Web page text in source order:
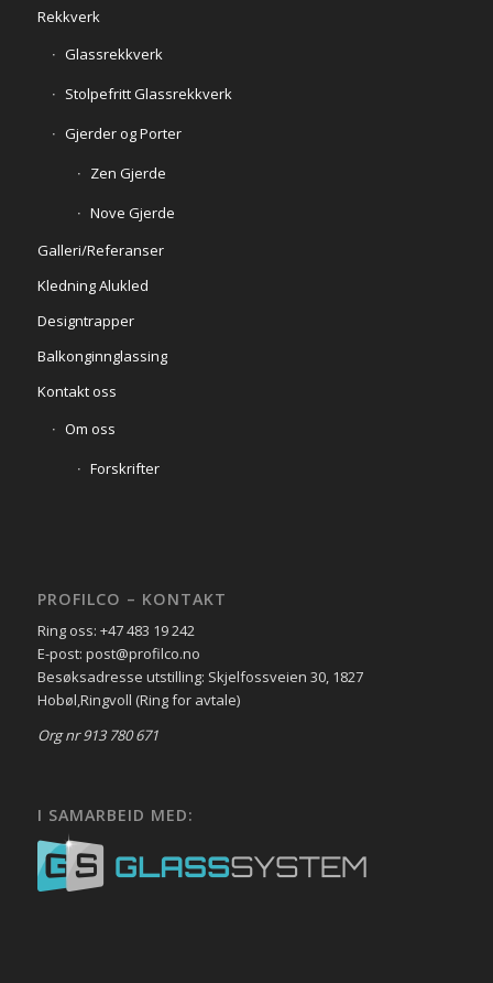
Rekkverk
Glassrekkverk
Stolpefritt Glassrekkverk
Gjerder og Porter
Zen Gjerde
Nove Gjerde
Galleri/Referanser
Kledning Alukled
Designtrapper
Balkonginnglassing
Kontakt oss
Om oss
Forskrifter
PROFILCO – KONTAKT
Ring oss: +47 483 19 242
E-post: post@profilco.no
Besøksadresse utstilling: Skjelfossveien 30, 1827
Hobøl,Ringvoll (Ring for avtale)
Org nr 913 780 671
I SAMARBEID MED: